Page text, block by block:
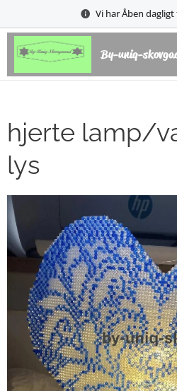
Vi har Åben
By-uniq-
hjerte lamp/
lys